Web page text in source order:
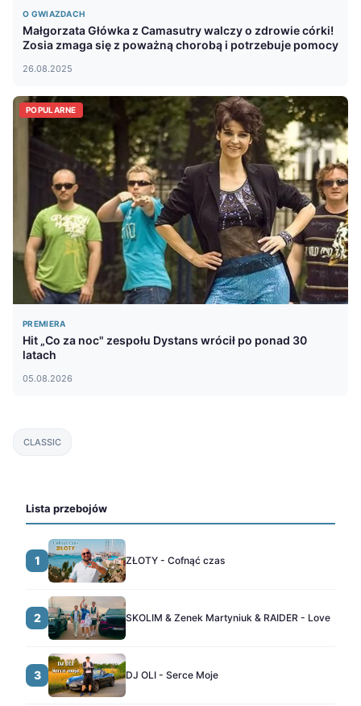
O GWIAZDACH
Małgorzata Główka z Camasutry walczy o zdrowie córki!
Zosia zmaga się z poważną chorobą i potrzebuje pomocy
26.08.2025
POPULARNE
PREMIERA
Hit „Co za noc" zespołu Dystans wrócił po ponad 30
latach
05.08.2026
CLASSIC
Lista przebojów
1 ZŁOTY - Cofnąć czas
2 SKOLIM & Zenek Martyniuk & RAIDER - Love
3 DJ OLI - Serce Moje